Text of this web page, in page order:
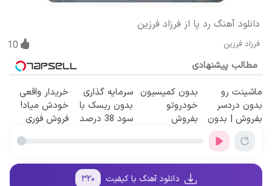
دانلود آهنگ رد پا از فرزاد فرزین
فرزاد فرزین 10
مطالب پیشنهادی
ماشینت رو
بدون دردسر
بفروش | بدون
کمسیون 😍
بدون کمیسیون
خودروتو
بفروش
سرمایه گذاری
بدون ریسک با
سود 38 درصد
خریدار واقعی
خودش میاد!
فروش فوری
همراه مکانیک
دانلود آهنگ با کیفیت ۳۲۰